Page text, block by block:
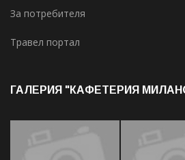
За потребителя
Травел портал
ГАЛЕРИЯ "КАФЕТЕРИЯ